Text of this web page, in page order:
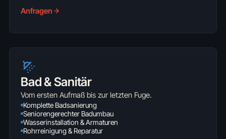
Anfragen
Bad & Sanitär
Vom ersten Aufmaß bis zur letzten Fuge.
Komplette Badsanierung
Seniorengerechter Badumbau
Wasserinstallation & Armaturen
Rohrreinigung & Reparatur